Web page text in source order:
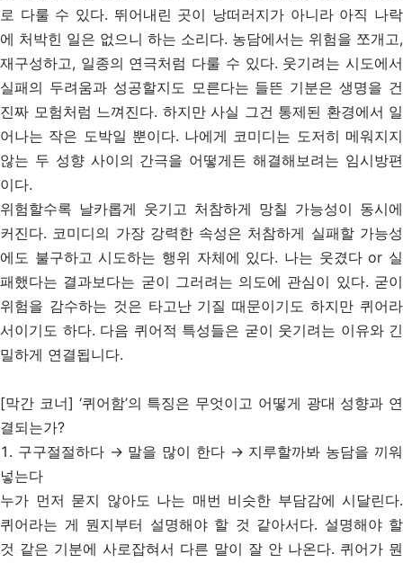
로 다룰 수 있다. 뛰어내린 곳이 낭떠러지가 아니라 아직 나락
에 처박힌 일은 없으니 하는 소리다. 농담에서는 위험을 쪼개고,
재구성하고, 일종의 연극처럼 다룰 수 있다. 웃기려는 시도에서
실패의 두려움과 성공할지도 모른다는 들뜬 기분은 생명을 건
진짜 모험처럼 느껴진다. 하지만 사실 그건 통제된 환경에서 일
어나는 작은 도박일 뿐이다. 나에게 코미디는 도저히 메워지지
않는 두 성향 사이의 간극을 어떻게든 해결해보려는 임시방편
이다.
위험할수록 날카롭게 웃기고 처참하게 망칠 가능성이 동시에
커진다. 코미디의 가장 강력한 속성은 처참하게 실패할 가능성
에도 불구하고 시도하는 행위 자체에 있다. 나는 웃겼다 or 실
패했다는 결과보다는 굳이 그러려는 의도에 관심이 있다. 굳이
위험을 감수하는 것은 타고난 기질 때문이기도 하지만 퀴어라
서이기도 하다. 다음 퀴어적 특성들은 굳이 웃기려는 이유와 긴
밀하게 연결됩니다.
[막간 코너] ‘퀴어함’의 특징은 무엇이고 어떻게 광대 성향과 연
결되는가?
1. 구구절절하다 → 말을 많이 한다 → 지루할까봐 농담을 끼워
넣는다
누가 먼저 묻지 않아도 나는 매번 비슷한 부담감에 시달린다.
퀴어라는 게 뭔지부터 설명해야 할 것 같아서다. 설명해야 할
것 같은 기분에 사로잡혀서 다른 말이 잘 안 나온다. 퀴어가 뭔